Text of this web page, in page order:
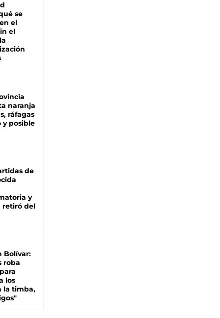
se
el
el
naranja
ráfagas
y posible
de
y
retiró del
Bolívar:
roba
los
la timba,